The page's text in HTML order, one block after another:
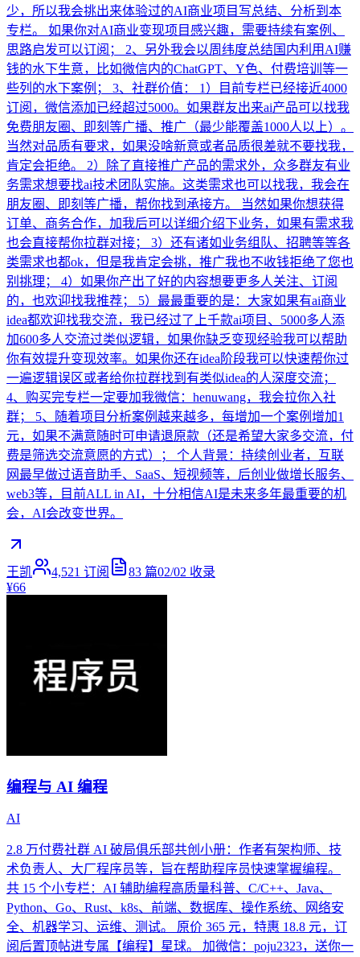
少，所以我会挑出来体验过的AI商业项目写总结、分析到本
专栏。 如果你对AI商业变现项目感兴趣，需要持续有案例、
思路启发可以订阅； 2、另外我会以周纬度总结国内利用AI赚
钱的水下生意，比如微信内的ChatGPT、Y色、付费培训等一
些列的水下案例； 3、社群价值： 1）目前专栏已经接近4000
订阅，微信添加已经超过5000。如果群友出来ai产品可以找我
免费朋友圈、即刻等广播、推广（最少能覆盖1000人以上）。
当然对品质有要求，如果没啥新意或者品质很差就不要找我，
肯定会拒绝。 2）除了直接推广产品的需求外，众多群友有业
务需求想要找ai技术团队实施。这类需求也可以找我，我会在
朋友圈、即刻等广播，帮你找到承接方。 当然如果你想获得
订单、商务合作，加我后可以详细介绍下业务，如果有需求我
也会直接帮你拉群对接； 3）还有诸如业务组队、招聘等等各
类需求也都ok，但是我肯定会挑，推广我也不收钱拒绝了您也
别挑理； 4）如果你产出了好的内容想要更多人关注、订阅
的，也欢迎找我推荐； 5）最最重要的是：大家如果有ai商业
idea都欢迎找我交流，我已经过了上千款ai项目、5000多人添
加600多人交流过类似逻辑，如果你缺乏变现经验我可以帮助
你有效提升变现效率。如果你还在idea阶段我可以快速帮你过
一遍逻辑误区或者给你拉群找到有类似idea的人深度交流；
4、购买完专栏一定要加我微信：henuwang，我会拉你入社
群； 5、随着项目分析案例越来越多，每增加一个案例增加1
元，如果不满意随时可申请退原款（还是希望大家多交流，付
费是筛选交流意愿的方式）； 个人背景：持续创业者，互联
网最早做过语音助手、SaaS、短视频等，后创业做增长服务、
web3等，目前ALL in AI，十分相信AI是未来多年最重要的机
会，AI会改变世界。
王凯 4,521 订阅 83 篇02/02 收录
¥66
编程与 AI 编程
AI
2.8 万付费社群 AI 破局俱乐部共创小册：作者有架构师、技
术负责人、大厂程序员等，旨在帮助程序员快速掌握编程。
共 15 个小专栏：AI 辅助编程高质量科普、C/C++、Java、
Python、Go、Rust、k8s、前端、数据库、操作系统、网络安
全、机器学习、运维、测试。 原价 365 元，特惠 18.8 元，订
阅后置顶帖进专属【编程】星球。 加微信：poju2323，送你一